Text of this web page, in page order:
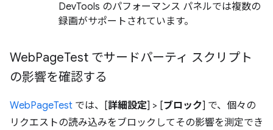
DevTools のパフォーマンス パネルでは複数の
録画がサポートされています。
WebPageTest でサードパーティ スクリプト
の影響を確認する
WebPageTest では、[詳細設定] > [ブロック] で、個々の
リクエストの読み込みをブロックしてその影響を測定でき